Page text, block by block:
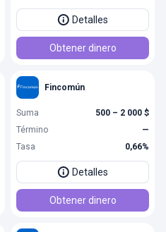
Detalles
Obtener dinero
Fincomún
Suma
500 – 2 000 $
Término
—
Tasa
0,66%
Detalles
Obtener dinero